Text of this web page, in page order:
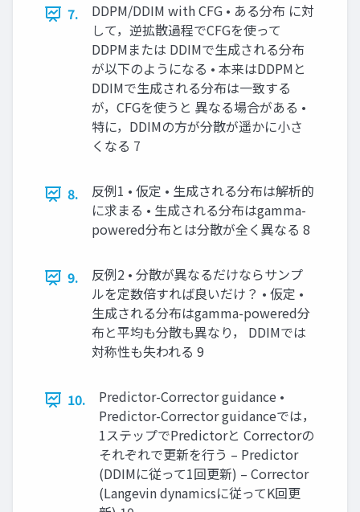
7.
DDPM/DDIM with CFG • ある分布 に対
して，逆拡散過程でCFGを使って
DDPMまたは DDIMで生成される分布
が以下のようになる • 本来はDDPMと
DDIMで生成される分布は一致する
が，CFGを使うと 異なる場合がある •
特に，DDIMの方が分散が遥かに小さ
くなる 7
8.
反例1 • 仮定 • 生成される分布は解析的
に求まる • 生成される分布はgamma-
powered分布とは分散が全く異なる 8
9.
反例2 • 分散が異なるだけならサンプ
ルを定数倍すれば良いだけ？ • 仮定 •
生成される分布はgamma-powered分
布と平均も分散も異なり， DDIMでは
対称性も失われる 9
10.
Predictor-Corrector guidance •
Predictor-Corrector guidanceでは，
1ステップでPredictorと Correctorの
それぞれで更新を行う – Predictor
(DDIMに従って1回更新) – Corrector
(Langevin dynamicsに従ってK回更